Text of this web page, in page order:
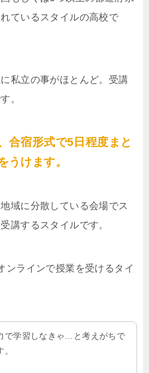
ているスタイルの高校で
私立の事がほとんど。受講
。
合宿形式で5日程度まと
うけます。
域に分散している会場でス
講するスタイルです。
ンラインで授業を受けるタイ
で学習しなきゃ…と考えがちで